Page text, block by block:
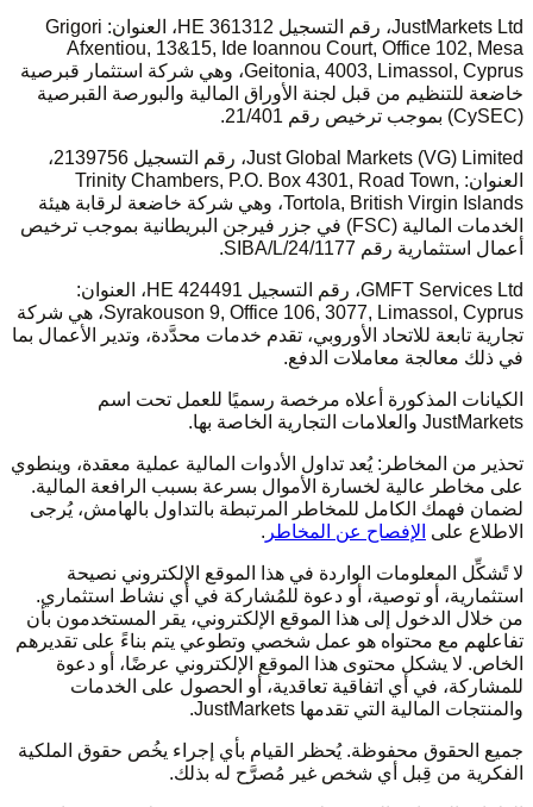
JustMarkets Ltd، رقم التسجيل HE 361312، العنوان: Grigori
Afxentiou, 13&15, Ide Ioannou Court, Office 102, Mesa
Geitonia, 4003, Limassol, Cyprus، وهي شركة استثمار قبرصية
خاضعة للتنظيم من قبل لجنة الأوراق المالية والبورصة القبرصية
(CySEC) بموجب ترخيص رقم 21/401.
Just Global Markets (VG) Limited، رقم التسجيل 2139756،
العنوان: Trinity Chambers, P.O. Box 4301, Road Town,
Tortola, British Virgin Islands، وهي شركة خاضعة لرقابة هيئة
الخدمات المالية (FSC) في جزر فيرجن البريطانية بموجب ترخيص
أعمال استثمارية رقم SIBA/L/24/1177.
GMFT Services Ltd، رقم التسجيل HE 424491، العنوان:
Syrakouson 9, Office 106, 3077, Limassol, Cyprus، هي شركة
تجارية تابعة للاتحاد الأوروبي، تقدم خدمات محدَّدة، وتدير الأعمال بما
في ذلك معالجة معاملات الدفع.
الكيانات المذكورة أعلاه مرخصة رسميًا للعمل تحت اسم
JustMarkets والعلامات التجارية الخاصة بها.
تحذير من المخاطر: يُعد تداول الأدوات المالية عملية معقدة، وينطوي
على مخاطر عالية لخسارة الأموال بسرعة بسبب الرافعة المالية.
لضمان فهمك الكامل للمخاطر المرتبطة بالتداول بالهامش، يُرجى
الاطلاع على الإفصاح عن المخاطر .
لا تًشكِّل المعلومات الواردة في هذا الموقع الإلكتروني نصيحة
استثمارية، أو توصية، أو دعوة للمُشاركة في أي نشاط استثماري.
من خلال الدخول إلى هذا الموقع الإلكتروني، يقر المستخدمون بأن
تفاعلهم مع محتواه هو عمل شخصي وتطوعي يتم بناءً على تقديرهم
الخاص. لا يشكل محتوى هذا الموقع الإلكتروني عرضًا، أو دعوة
للمشاركة، في أي اتفاقية تعاقدية، أو الحصول على الخدمات
والمنتجات المالية التي تقدمها JustMarkets.
جميع الحقوق محفوظة. يُحظر القيام بأي إجراء يخُص حقوق الملكية
الفكرية من قِبل أي شخص غير مُصرَّح له بذلك.